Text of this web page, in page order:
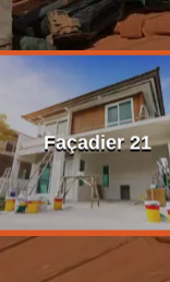
Façadier 21